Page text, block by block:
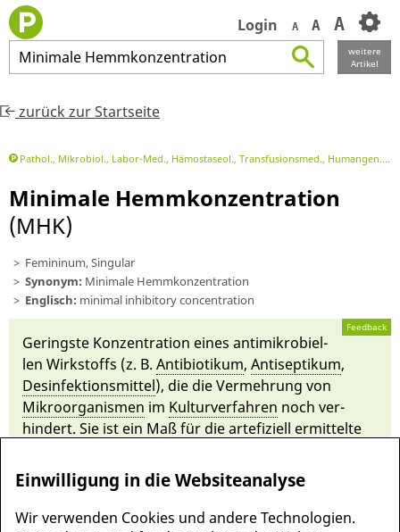
Login A A A
Minimale Hemmkonzentration
weitere
Artikel
zurück zur Startseite
Pathol., Mikrobiol., Labor-Med., Hämostaseol., Transfusionsmed., Humangen.
Minimale Hemmkonzentration
(MHK)
Femininum, Singular
Synonym: Minimale Hemmkonzentration
Englisch: minimal inhibitory concentration
Feedback
Ge­rings­te Konzentrati­on ei­nes anti­mi­kro­bi­el­
len Wirkstoffs (z. B. Antibioti­kum, Anti­septi­kum,
Desinfektions­mit­tel), die die Ver­mehrung von
Mikro­or­ganis­men im Kultur­verfahren noch ver­
hindert. Sie ist ein Maß für diear­te­fizi­ell er­mittel­te
kann auch die
minimale bakterizide Konzentrati­on
bestimmt werden.
Einwilligung in die Websiteanalyse
Wir verwenden Cookies und andere Technologien.